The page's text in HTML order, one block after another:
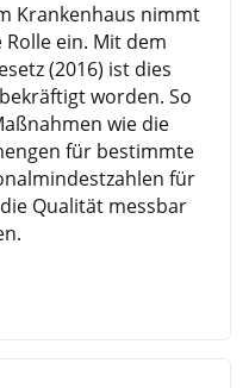
Krankenhaus nimmt
ein. Mit dem
(2016) ist dies
worden. So
wie die
für bestimmte
für
Qualität messbar